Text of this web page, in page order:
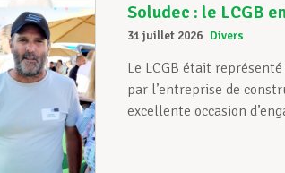
Soludec : le LCGB
31 juillet 2026 Divers
Le LCGB était
par l’entreprise de
excellente occasion